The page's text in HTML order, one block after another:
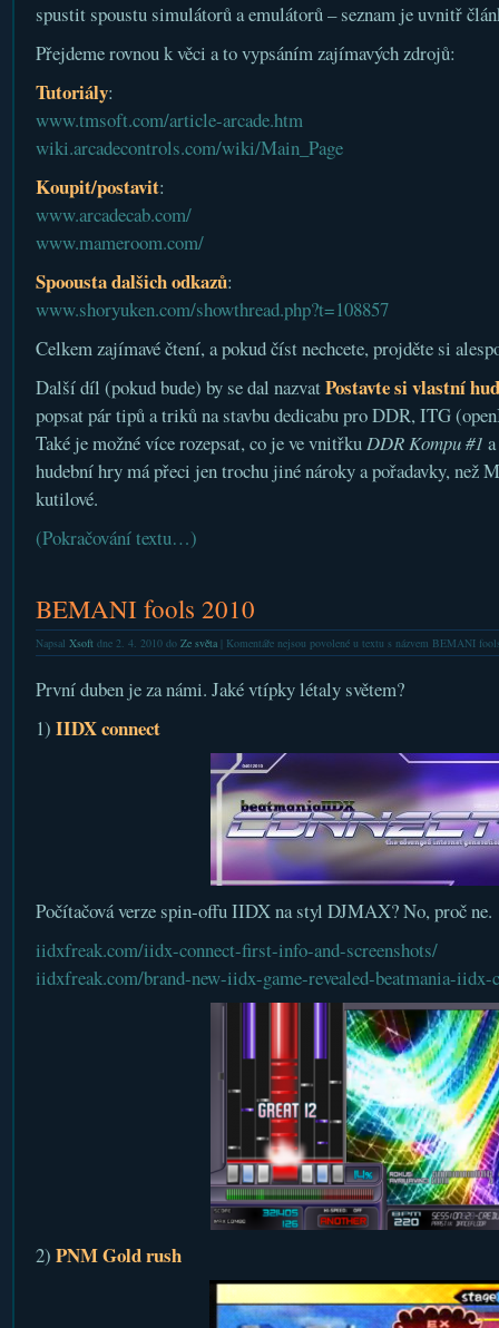
spustit spoustu simulátorů a emulátorů – seznam je uvnitř
Přejdeme rovnou k věci a to vypsáním zajímavých zdrojů:
Tutoriály:
www.tmsoft.com/article-arcade.htm
wiki.arcadecontrols.com/wiki/Main_Page
Koupit/postavit:
www.arcadecab.com/
www.mameroom.com/
Spoousta dalšich odkazů:
www.shoryuken.com/showthread.php?t=108857
Celkem zajímavé čtení, a pokud číst nechcete, projděte si
Další díl (pokud bude) by se dal nazvatPostavte si vlastní
popsat pár tipů a triků na stavbu dedicabu pro DDR, ITG
Také je možné více rozepsat, co je ve vnitřkuDDR Kompu #1 a
hudební hry má přeci jen trochu jiné nároky a pořadavky, než
kutilové.
(Pokračování textu…)
BEMANI fools 2010
Napsal Xsoftdne 2. 4. 2010 do Ze světa| Komentáře nejsou povolenéu textu s názvem BEMANI
První duben je za námi. Jaké vtípky létaly světem?
1) IIDX connect
Počítačová verze spin-offu IIDX na styl DJMAX? No, proč ne.
iidxfreak.com/iidx-connect-first-info-and-screenshots/
iidxfreak.com/brand-new-iidx-game-revealed-beatmania-iidx-
2) PNM Gold rush